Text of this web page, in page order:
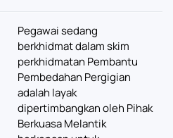
Pegawai sedang
berkhidmat dalam skim
perkhidmatan Pembantu
Pembedahan Pergigian
adalah layak
dipertimbangkan oleh Pihak
Berkuasa Melantik